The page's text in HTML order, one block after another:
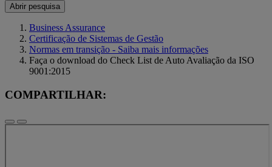
Abrir pesquisa
Business Assurance
Certificação de Sistemas de Gestão
Normas em transição - Saiba mais informações
Faça o download do Check List de Auto Avaliação da ISO
9001:2015
COMPARTILHAR: